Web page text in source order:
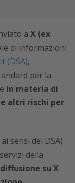
a X (ex
di informazioni
(DSA),
per la
in materia di
altri rischi per
sensi del DSA)
della
su X